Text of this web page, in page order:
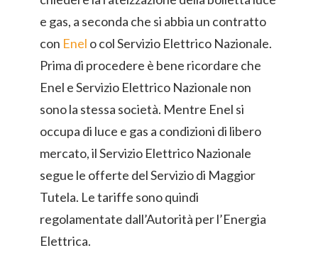
e gas, a seconda che si abbia un contratto
con Enel o col Servizio Elettrico Nazionale.
Prima di procedere è bene ricordare che
Enel e Servizio Elettrico Nazionale non
sono la stessa società. Mentre Enel si
occupa di luce e gas a condizioni di libero
mercato, il Servizio Elettrico Nazionale
segue le offerte del Servizio di Maggior
Tutela. Le tariffe sono quindi
regolamentate dall’Autorità per l’Energia
Elettrica.